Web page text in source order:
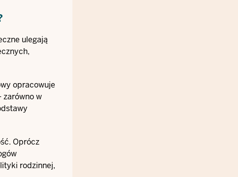
ulegają
opracowuje
w
Oprócz
rodzinnej,